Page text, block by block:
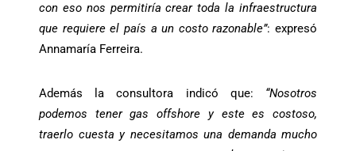
con eso nos permitiría crear toda la infraestructura
que requiere el país a un costo razonable”: expresó
Annamaría Ferreira.
Además la consultora indicó que: “Nosotros
podemos tener gas offshore y este es costoso,
traerlo cuesta y necesitamos una demanda mucho